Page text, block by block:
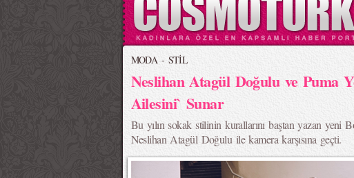
MODA - STİL
Neslihan Atagül Doğulu ve Puma
Ailesini` Sunar
Bu yılın sokak stilinin kurallarını baştan yazan yeni
Neslihan Atagül Doğulu ile kamera karşısına geçti.